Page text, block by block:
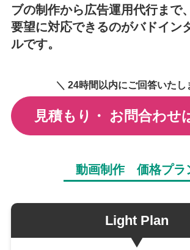
ブの制作から広告運用代行まで
要望に対応できるのがバドイン
ルです。
＼ 24時間以内にご回答いたし
見積もり・ お問合わせ
動画制作 価格プラ
Light Plan